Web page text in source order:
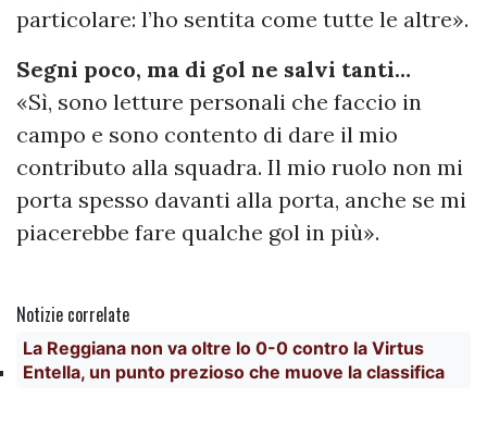
particolare: l’ho sentita come tutte le altre».
Segni poco, ma di gol ne salvi tanti…
«Sì, sono letture personali che faccio in
campo e sono contento di dare il mio
contributo alla squadra. Il mio ruolo non mi
porta spesso davanti alla porta, anche se mi
piacerebbe fare qualche gol in più».
Notizie correlate
La Reggiana non va oltre lo 0-0 contro la Virtus
Entella, un punto prezioso che muove la classifica